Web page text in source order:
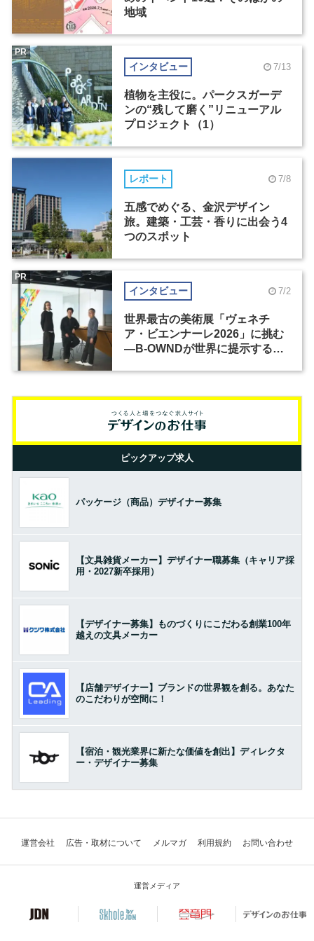
地域
インタビュー 7/13
植物を主役に。パークスガーデ
ンの“残して磨く”リニューアル
プロジェクト（1）
PR
レポート 7/8
五感でめぐる、金沢デザイン
旅。建築・工芸・香りに出会う4
つのスポット
インタビュー 7/2
世界最古の美術展「ヴェネチ
ア・ビエンナーレ2026」に挑む
―B-OWNDが世界に提示する美
PR
ピックアップ求人
パッケージ（商品）デザイナー募集
【文具雑貨メーカー】デザイナー職募集（キャリア採
用・2027新卒採用）
【デザイナー募集】ものづくりにこだわる創業100年
越えの文具メーカー
【店舗デザイナー】ブランドの世界観を創る。あなた
のこだわりが空間に！
【宿泊・観光業界に新たな価値を創出】ディレクタ
ー・デザイナー募集
運営会社 広告・取材について メルマガ 利用規約 お問い合わせ
運営メディア